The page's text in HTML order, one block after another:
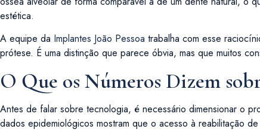
estética.
A equipe da Implantes João Pessoa trabalha com esse
prótese. É uma distinção que parece óbvia, mas que muitos
O Que os Números Dizem
Antes de falar sobre tecnologia, é necessário dimensionar o
dados epidemiológicos mostram que o acesso à reabilitação